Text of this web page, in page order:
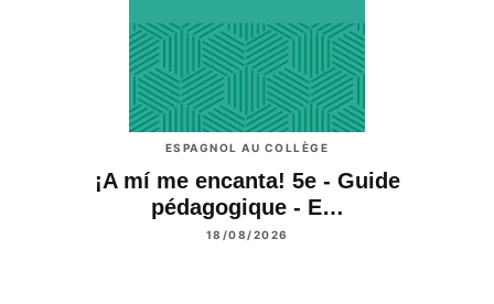
ESPAGNOL AU COLLÈGE
¡A mí me encanta! 5e - Guide
pédagogique - E…
18/08/2026